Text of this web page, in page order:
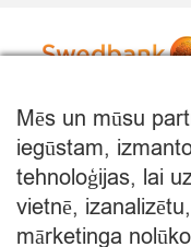
Mēs un mūsu
iegūstam,
tehnoloģijas, lai
vietnē,
mārketinga